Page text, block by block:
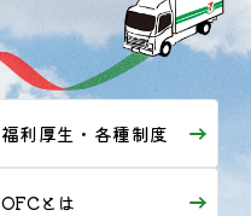
福利厚生・各種制度
OFCとは